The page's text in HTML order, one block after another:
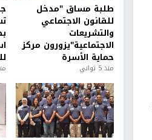
طلبة مساق "مدخل
للقانون الاجتماعي
والتشريعات
الاجتماعية"يزورون مركز
حماية الأسرة
منذ 5 ثواني منذ